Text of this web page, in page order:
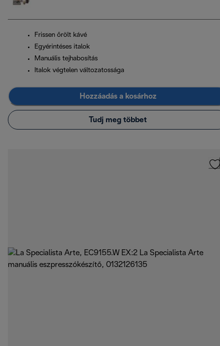
Frissen őrölt kávé
Egyérintéses italok
Manuális tejhabosítás
Italok végtelen változatossága
Hozzáadás a kosárhoz
Tudj meg többet